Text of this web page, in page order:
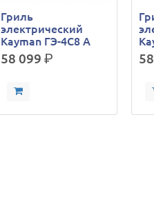
Гриль
электрический
Kayman ГЭ-4C8 A
58 099 р.